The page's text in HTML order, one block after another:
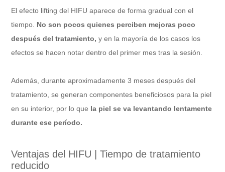
El efecto lifting del HIFU aparece de forma gradual con el
tiempo. No son pocos quienes perciben mejoras poco
después del tratamiento, y en la mayoría de los casos los
efectos se hacen notar dentro del primer mes tras la sesión.
Además, durante aproximadamente 3 meses después del
tratamiento, se generan componentes beneficiosos para la piel
en su interior, por lo que la piel se va levantando lentamente
durante ese período.
Ventajas del HIFU | Tiempo de tratamiento
reducido